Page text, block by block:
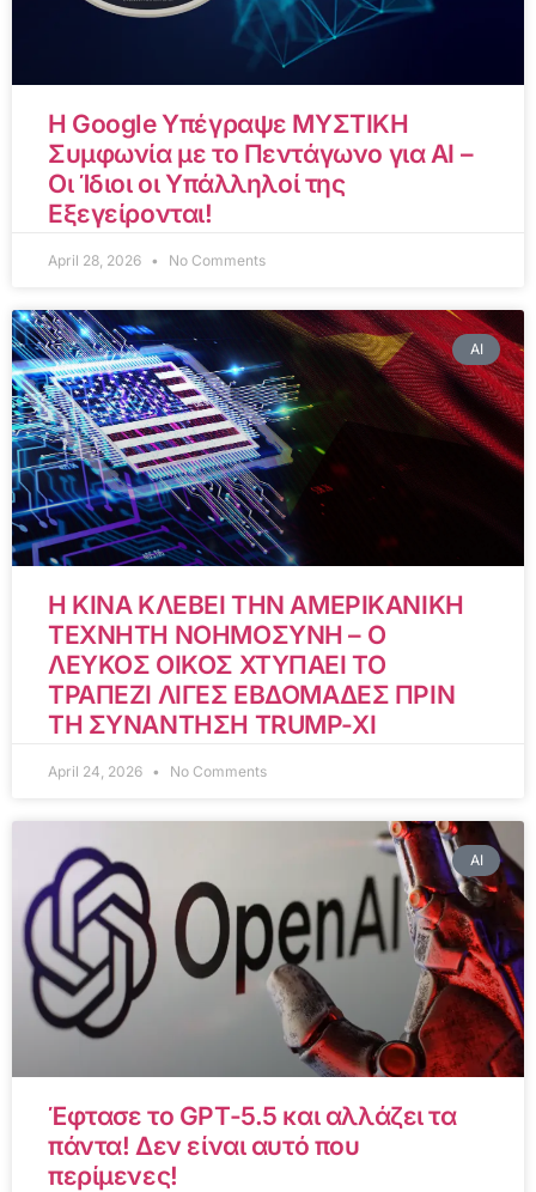
Η Google Υπέγραψε ΜΥΣΤΙΚΗ
Συμφωνία με το Πεντάγωνο για AI –
Οι Ίδιοι οι Υπάλληλοί της
Εξεγείρονται!
April 28, 2026 No Comments
AI
Η ΚΙΝΑ ΚΛΕΒΕΙ ΤΗΝ ΑΜΕΡΙΚΑΝΙΚΗ
ΤΕΧΝΗΤΗ ΝΟΗΜΟΣΥΝΗ – Ο
ΛΕΥΚΟΣ ΟΙΚΟΣ ΧΤΥΠΑΕΙ ΤΟ
ΤΡΑΠΕΖΙ ΛΙΓΕΣ ΕΒΔΟΜΑΔΕΣ ΠΡΙΝ
ΤΗ ΣΥΝΑΝΤΗΣΗ TRUMP-XI
April 24, 2026 No Comments
AI
Έφτασε το GPT-5.5 και αλλάζει τα
πάντα! Δεν είναι αυτό που
περίμενες!